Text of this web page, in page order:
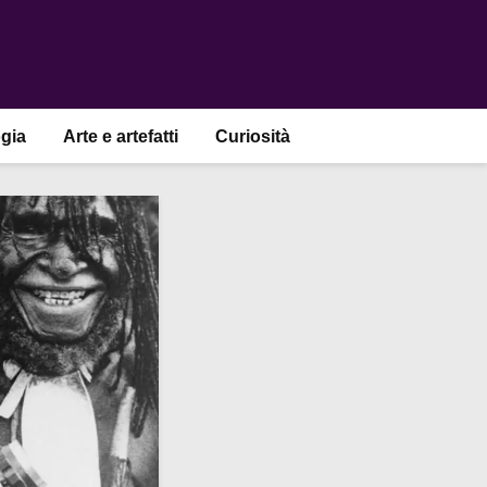
Arte e artefatti Curiosità